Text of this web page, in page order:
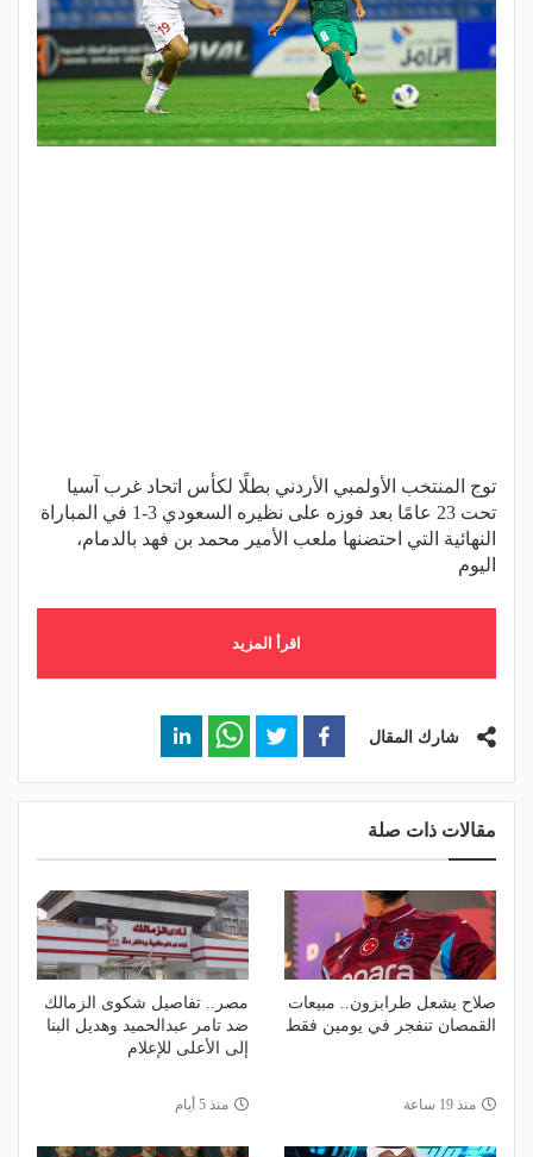
توج المنتخب الأولمبي الأردني بطلًا لكأس اتحاد غرب آسيا
تحت 23 عامًا بعد فوزه على نظيره السعودي 3-1 في المباراة
النهائية التي احتضنها ملعب الأمير محمد بن فهد بالدمام،
اليوم
اقرأ المزيد
شارك المقال
مقالات ذات صلة
صلاح يشعل طرابزون.. مبيعات
القمصان تنفجر في يومين فقط
منذ 19 ساعة
مصر.. تفاصيل شكوى الزمالك
ضد تامر عبدالحميد وهديل البنا
إلى الأعلى للإعلام
منذ 5 أيام